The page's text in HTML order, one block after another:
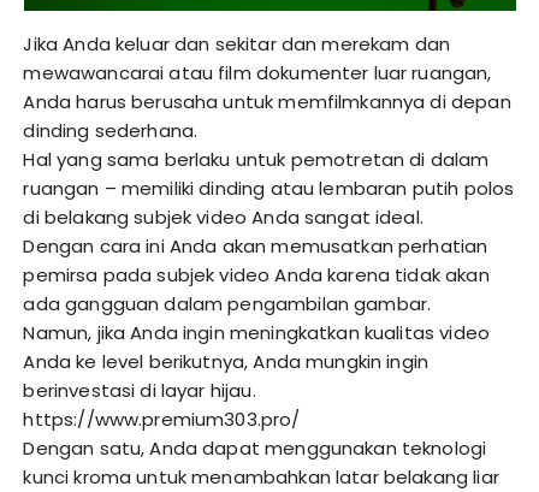
Jika Anda keluar dan sekitar dan merekam dan
mewawancarai atau film dokumenter luar ruangan,
Anda harus berusaha untuk memfilmkannya di depan
dinding sederhana.
Hal yang sama berlaku untuk pemotretan di dalam
ruangan – memiliki dinding atau lembaran putih polos
di belakang subjek video Anda sangat ideal.
Dengan cara ini Anda akan memusatkan perhatian
pemirsa pada subjek video Anda karena tidak akan
ada gangguan dalam pengambilan gambar.
Namun, jika Anda ingin meningkatkan kualitas video
Anda ke level berikutnya, Anda mungkin ingin
berinvestasi di layar hijau.
https://www.premium303.pro/
Dengan satu, Anda dapat menggunakan teknologi
kunci kroma untuk menambahkan latar belakang liar